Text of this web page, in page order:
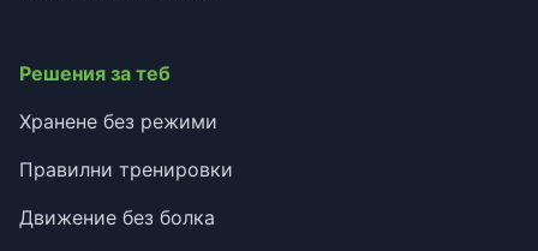
Решения за теб
Хранене без режими
Правилни тренировки
Движение без болка